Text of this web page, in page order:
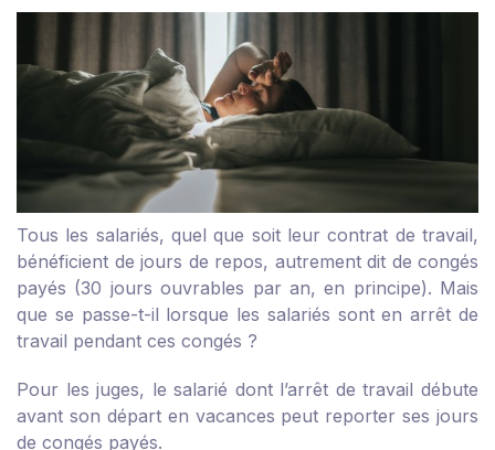
Tous les salariés, quel que soit leur contrat de travail,
bénéficient de jours de repos, autrement dit de congés
payés (30 jours ouvrables par an, en principe). Mais
que se passe-t-il lorsque les salariés sont en arrêt de
travail pendant ces congés ?
Pour les juges, le salarié dont l’arrêt de travail débute
avant son départ en vacances peut reporter ses jours
de congés payés.